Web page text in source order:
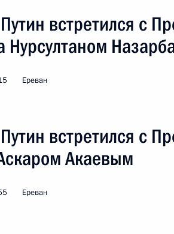
визит в Бельгию
встретился с
Нурсултаном
Ереван
встретился с
Акаевым
Ереван